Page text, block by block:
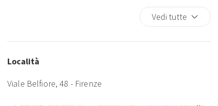
Divano letto
Doccia
Estintore
Vedi tutte
Località
Viale Belfiore, 48 - Firenze